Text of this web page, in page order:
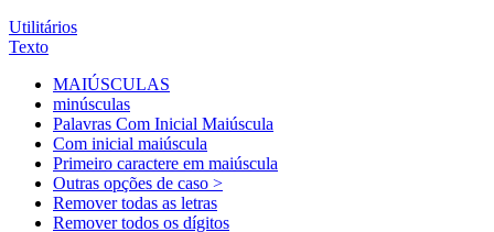
Utilitários
Texto
MAIÚSCULAS
minúsculas
Palavras Com Inicial Maiúscula
Com inicial maiúscula
Primeiro caractere em maiúscula
Outras opções de caso >
Remover todas as letras
Remover todos os dígitos